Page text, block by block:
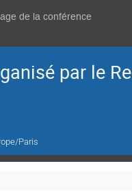
de la conférence
par le
Paris